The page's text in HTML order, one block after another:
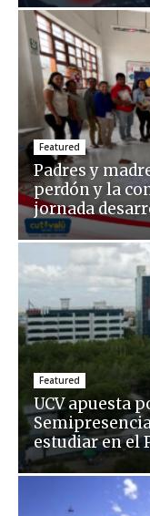
Featured
Padres y
perdón y la
jornada
Featured
UCV apuesta
estudiar en el